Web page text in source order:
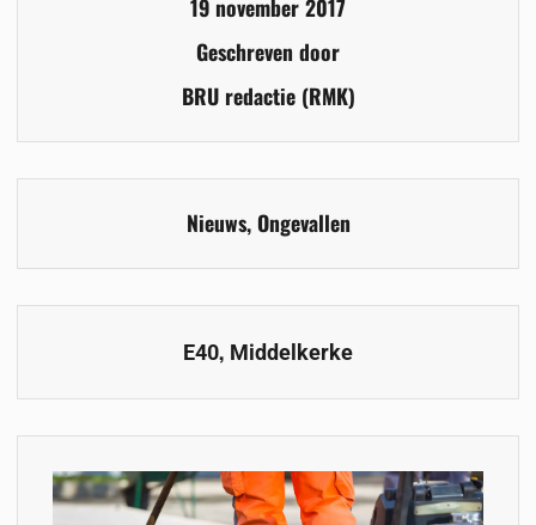
19 november 2017
Geschreven door
BRU redactie (RMK)
Nieuws,Ongevallen
E40, Middelkerke